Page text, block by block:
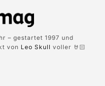
– gestartet 1997 und
von Leo Skull voller 🤘🏻